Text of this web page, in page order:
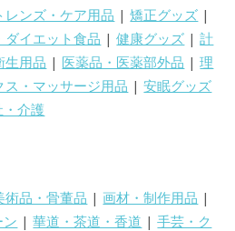
レンズ・ケア用品 |矯正グッズ |
ダイエット食品 |健康グッズ |計
生用品 | 医薬品・医薬部外品 |理
ス・マッサージ用品 |安眠グッズ
・介護
術品・骨董品 | 画材・制作用品 |
|華道・茶道・香道 |手芸・ク